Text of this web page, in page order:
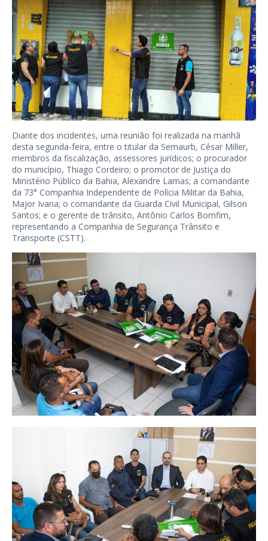
Diante dos incidentes, uma reunião foi realizada na manhã
desta segunda-feira, entre o titular da Semaurb, César Miller,
membros da fiscalização, assessores jurídicos; o procurador
do município, Thiago Cordeiro; o promotor de Justiça do
Ministério Público da Bahia, Alexandre Lamas; a comandante
da 73° Companhia Independente de Polícia Militar da Bahia,
Major Ivana; o comandante da Guarda Civil Municipal, Gilson
Santos; e o gerente de trânsito, Antônio Carlos Bomfim,
representando a Companhia de Segurança Trânsito e
Transporte (CSTT).